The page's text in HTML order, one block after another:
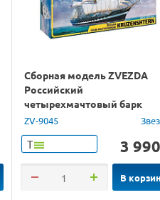
Сборная модель ZVEZDA
Российский
четырехмачтовый барк
"Крузенштерн", 1/200
ZV-9045
Т 3 990
В